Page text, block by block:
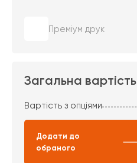
Преміум друк
Загальна вартість
Вартість з опціями
Додати до
обраного